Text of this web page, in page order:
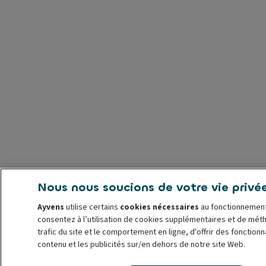
Nous nous soucions de votre vie
Ayvens utilise certains cookies nécessaires au
consentez à l’utilisation de cookies supplémentaires et de
trafic du site et le comportement en ligne, d'offrir des
contenu et les publicités sur/en dehors de notre site Web.